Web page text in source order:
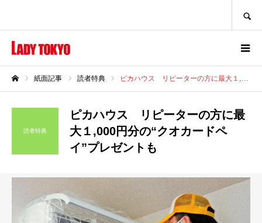
紙面記事 読者特典 ピカハウス リピーターの方に最大１,000円分の“クオカードペイ”プレゼントも
読者特典
ピカハウス リピーターの方に最
大１,000円分の“クオカードペ
イ”プレゼントも